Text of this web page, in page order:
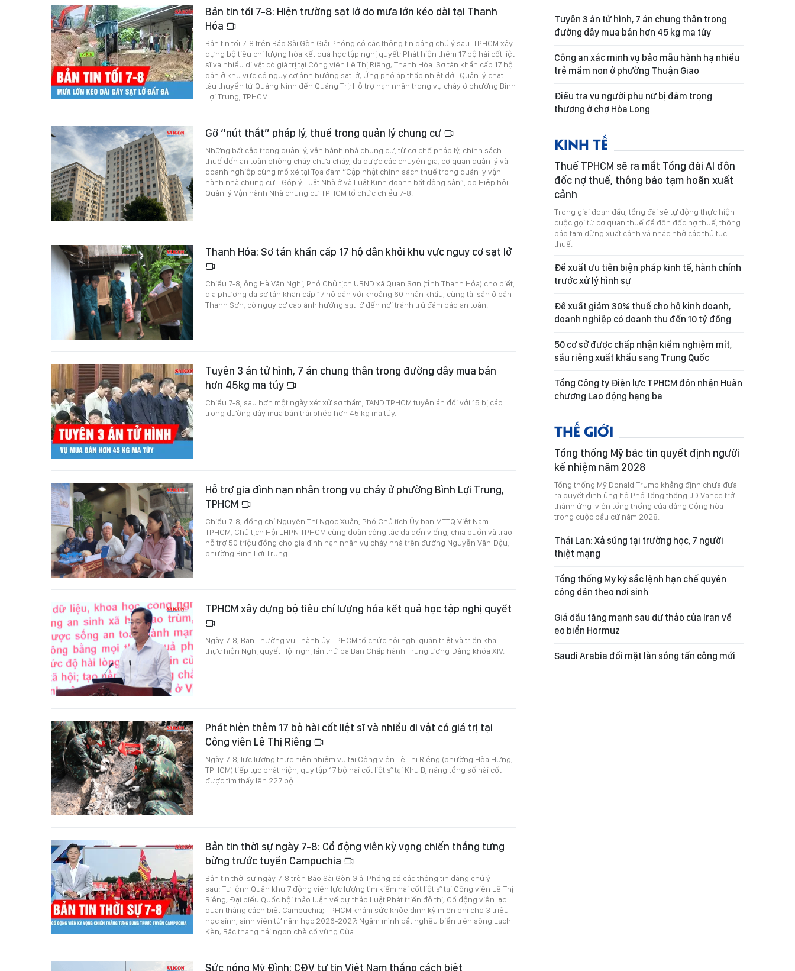
Bản tin tối 7-8: Hiện trường sạt lở do mưa lớn kéo dài tại Thanh
Hóa
Bản tin tối 7-8 trên Báo Sài Gòn Giải Phóng có các thông tin đáng chú ý sau: TPHCM xây
dựng bộ tiêu chí lượng hóa kết quả học tập nghị quyết; Phát hiện thêm 17 bộ hài cốt liệt
sĩ và nhiều di vật có giá trị tại Công viên Lê Thị Riêng; Thanh Hóa: Sơ tán khẩn cấp 17 hộ
dân ở khu vực có nguy cơ ảnh hưởng sạt lở; Ứng phó áp thấp nhiệt đới: Quản lý chặt
tàu thuyền từ Quảng Ninh đến Quảng Trị; Hỗ trợ nạn nhân trong vụ cháy ở phường Bình
Lợi Trung, TPHCM...
Gỡ “nút thắt” pháp lý, thuế trong quản lý chung cư
Những bất cập trong quản lý, vận hành nhà chung cư, từ cơ chế pháp lý, chính sách
thuế đến an toàn phòng cháy chữa cháy, đã được các chuyên gia, cơ quan quản lý và
doanh nghiệp cùng mổ xẻ tại Tọa đàm “Cập nhật chính sách thuế trong quản lý vận
hành nhà chung cư - Góp ý Luật Nhà ở và Luật Kinh doanh bất động sản”, do Hiệp hội
Quản lý Vận hành Nhà chung cư TPHCM tổ chức chiều 7-8.
Thanh Hóa: Sơ tán khẩn cấp 17 hộ dân khỏi khu vực nguy cơ sạt lở
Chiều 7-8, ông Hà Văn Nghị, Phó Chủ tịch UBND xã Quan Sơn (tỉnh Thanh Hóa) cho biết,
địa phương đã sơ tán khẩn cấp 17 hộ dân với khoảng 60 nhân khẩu, cùng tài sản ở bản
Thanh Sơn, có nguy cơ cao ảnh hưởng sạt lở đến nơi tránh trú đảm bảo an toàn.
Tuyên 3 án tử hình, 7 án chung thân trong đường dây mua bán
hơn 45kg ma túy
Chiều 7-8, sau hơn một ngày xét xử sơ thẩm, TAND TPHCM tuyên án đối với 15 bị cáo
trong đường dây mua bán trái phép hơn 45 kg ma túy.
Hỗ trợ gia đình nạn nhân trong vụ cháy ở phường Bình Lợi Trung,
TPHCM
Chiều 7-8, đồng chí Nguyễn Thị Ngọc Xuân, Phó Chủ tịch Ủy ban MTTQ Việt Nam
TPHCM, Chủ tịch Hội LHPN TPHCM cùng đoàn công tác đã đến viếng, chia buồn và trao
hỗ trợ 50 triệu đồng cho gia đình nạn nhân vụ cháy nhà trên đường Nguyễn Văn Đậu,
phường Bình Lợi Trung.
TPHCM xây dựng bộ tiêu chí lượng hóa kết quả học tập nghị quyết
Ngày 7-8, Ban Thường vụ Thành ủy TPHCM tổ chức hội nghị quán triệt và triển khai
thực hiện Nghị quyết Hội nghị lần thứ ba Ban Chấp hành Trung ương Đảng khóa XIV.
Phát hiện thêm 17 bộ hài cốt liệt sĩ và nhiều di vật có giá trị tại
Công viên Lê Thị Riêng
Ngày 7-8, lực lượng thực hiện nhiệm vụ tại Công viên Lê Thị Riêng (phường Hòa Hưng,
TPHCM) tiếp tục phát hiện, quy tập 17 bộ hài cốt liệt sĩ tại Khu B, nâng tổng số hài cốt
được tìm thấy lên 227 bộ.
Bản tin thời sự ngày 7-8: Cổ động viên kỳ vọng chiến thắng tưng
bừng trước tuyển Campuchia
Bản tin thời sự ngày 7-8 trên Báo Sài Gòn Giải Phóng có các thông tin đáng chú ý
sau: Tư lệnh Quân khu 7 động viên lực lượng tìm kiếm hài cốt liệt sĩ tại Công viên Lê Thị
Riêng; Đại biểu Quốc hội thảo luận về dự thảo Luật Phát triển đô thị; Cổ động viên lạc
quan thắng cách biệt Campuchia; TPHCM khám sức khỏe định kỳ miễn phí cho 3 triệu
học sinh, sinh viên từ năm học 2026-2027; Ngâm mình bắt nghêu biển trên sông Lạch
Kèn; Bắc thang hái ngọn chè cổ vùng Cùa.
Sức nóng Mỹ Đình: CĐV tự tin Việt Nam thắng cách biệt
Tuyên 3 án tử hình, 7 án chung thân trong
đường dây mua bán hơn 45 kg ma túy
Công an xác minh vụ bảo mẫu hành hạ nhiều
trẻ mầm non ở phường Thuận Giao
Điều tra vụ người phụ nữ bị đâm trọng
thương ở chợ Hòa Long
KINH TẾ
Thuế TPHCM sẽ ra mắt Tổng đài AI đôn
đốc nợ thuế, thông báo tạm hoãn xuất
cảnh
Trong giai đoạn đầu, tổng đài sẽ tự động thực hiện
cuộc gọi từ cơ quan thuế để đôn đốc nợ thuế, thông
báo tạm dừng xuất cảnh và nhắc nhở các thủ tục
thuế.
Đề xuất ưu tiên biện pháp kinh tế, hành chính
trước xử lý hình sự
Đề xuất giảm 30% thuế cho hộ kinh doanh,
doanh nghiệp có doanh thu đến 10 tỷ đồng
50 cơ sở được chấp nhận kiểm nghiệm mít,
sầu riêng xuất khẩu sang Trung Quốc
Tổng Công ty Điện lực TPHCM đón nhận Huân
chương Lao động hạng ba
THẾ GIỚI
Tổng thống Mỹ bác tin quyết định người
kế nhiệm năm 2028
Tổng thống Mỹ Donald Trump khẳng định chưa đưa
ra quyết định ủng hộ Phó Tổng thống JD Vance trở
thành ứng viên tổng thống của đảng Cộng hòa
trong cuộc bầu cử năm 2028.
Thái Lan: Xả súng tại trường học, 7 người
thiệt mạng
Tổng thống Mỹ ký sắc lệnh hạn chế quyền
công dân theo nơi sinh
Giá dầu tăng mạnh sau dự thảo của Iran về
eo biển Hormuz
Saudi Arabia đối mặt làn sóng tấn công mới